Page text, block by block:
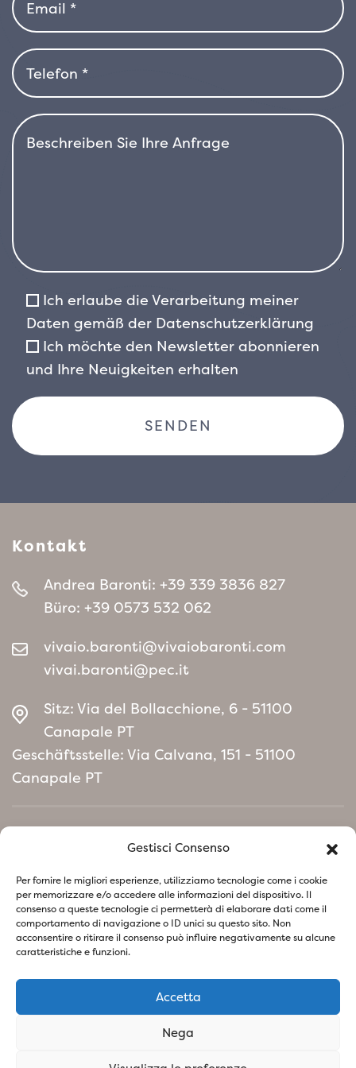
Gestisci Consenso
Per fornire le migliori esperienze, utilizziamo tecnologie come i cookie
per memorizzare e/o accedere alle informazioni del dispositivo. Il
consenso a queste tecnologie ci permetterà di elaborare dati come il
comportamento di navigazione o ID unici su questo sito. Non
acconsentire o ritirare il consenso può influire negativamente su alcune
caratteristiche e funzioni.
Accetta
Nega
werden, um eine formellere und gepflegtere
Form zu erhalten. Die perfekte Lösung für alle,
die eine schöne, funktionale und
widerstandsfähige Pflanze das ganze Jahr
über suchen.
Ich erlaube die Verarbeitung meiner
Daten gemäß der Datenschutzerklärung
Ich möchte den Newsletter abonnieren
und Ihre Neuigkeiten erhalten
Kontakt
Andrea Baronti: +39 339 3836 827
Büro: +39 0573 532 062
vivaio.baronti@vivaiobaronti.com
vivai.baronti@pec.it
Sitz: Via del Bollacchione, 6 - 51100
Canapale PT
Geschäftsstelle: Via Calvana, 151 - 51100
Canapale PT
Home
Folgen Sie uns in den sozialen Netzwerken